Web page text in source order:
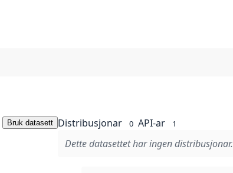
Bruk datasett Distribusjonar 0 API-ar 1
Dette datasettet har ingen distribusjonar.